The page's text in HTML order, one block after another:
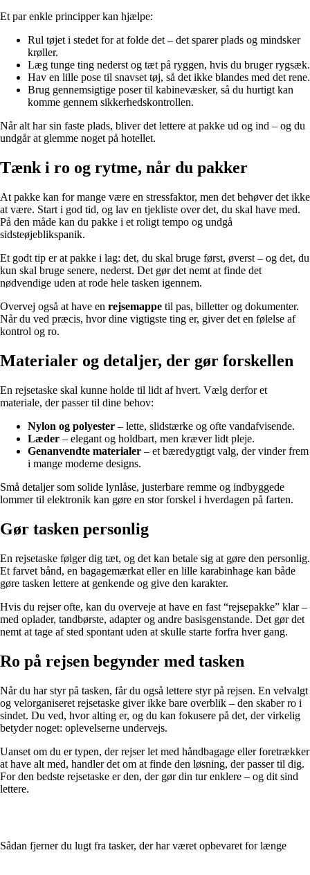
Et par enkle principper kan hjælpe:
Rul tøjet i stedet for at folde det – det sparer plads og mindsker
krøller.
Læg tunge ting nederst og tæt på ryggen, hvis du bruger rygsæk.
Hav en lille pose til snavset tøj, så det ikke blandes med det rene.
Brug gennemsigtige poser til kabinevæsker, så du hurtigt kan
komme gennem sikkerhedskontrollen.
Når alt har sin faste plads, bliver det lettere at pakke ud og ind – og du
undgår at glemme noget på hotellet.
Tænk i ro og rytme, når du pakker
At pakke kan for mange være en stressfaktor, men det behøver det ikke
at være. Start i god tid, og lav en tjekliste over det, du skal have med.
På den måde kan du pakke i et roligt tempo og undgå
sidsteøjeblikspanik.
Et godt tip er at pakke i lag: det, du skal bruge først, øverst – og det, du
kun skal bruge senere, nederst. Det gør det nemt at finde det
nødvendige uden at rode hele tasken igennem.
Overvej også at have en rejsemappe til pas, billetter og dokumenter.
Når du ved præcis, hvor dine vigtigste ting er, giver det en følelse af
kontrol og ro.
Materialer og detaljer, der gør forskellen
En rejsetaske skal kunne holde til lidt af hvert. Vælg derfor et
materiale, der passer til dine behov:
Nylon og polyester – lette, slidstærke og ofte vandafvisende.
Læder – elegant og holdbart, men kræver lidt pleje.
Genanvendte materialer – et bæredygtigt valg, der vinder frem
i mange moderne designs.
Små detaljer som solide lynlåse, justerbare remme og indbyggede
lommer til elektronik kan gøre en stor forskel i hverdagen på farten.
Gør tasken personlig
En rejsetaske følger dig tæt, og det kan betale sig at gøre den personlig.
Et farvet bånd, en bagagemærkat eller en lille karabinhage kan både
gøre tasken lettere at genkende og give den karakter.
Hvis du rejser ofte, kan du overveje at have en fast “rejsepakke” klar –
med oplader, tandbørste, adapter og andre basisgenstande. Det gør det
nemt at tage af sted spontant uden at skulle starte forfra hver gang.
Ro på rejsen begynder med tasken
Når du har styr på tasken, får du også lettere styr på rejsen. En velvalgt
og velorganiseret rejsetaske giver ikke bare overblik – den skaber ro i
sindet. Du ved, hvor alting er, og du kan fokusere på det, der virkelig
betyder noget: oplevelserne undervejs.
Uanset om du er typen, der rejser let med håndbagage eller foretrækker
at have alt med, handler det om at finde den løsning, der passer til dig.
For den bedste rejsetaske er den, der gør din tur enklere – og dit sind
lettere.
Sådan fjerner du lugt fra tasker, der har været opbevaret for længe